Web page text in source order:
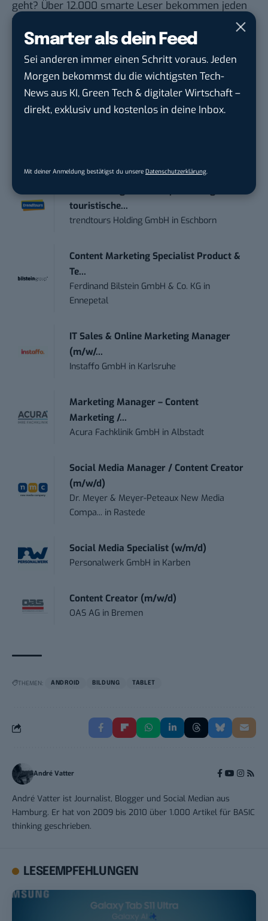
Smarter als dein Feed
Sei anderen immer einen Schritt voraus. Jeden
Morgen bekommst du die wichtigsten Tech-
News aus KI, Green Tech & digitaler Wirtschaft –
direkt, exklusiv und kostenlos in deine Inbox.
Mit deiner Anmeldung bestätigst du unsere Datenschutzerklärung
geht? Über 12.000 smarte Leser bekommen jeden
Tag UPDATE, unser Tech-Briefing mit den
wichtigsten News des Tages – und sichern sich
damit ihren Vorsprung.Hier kannst du dich
kostenlos anmelden.
STELLENANZEIGEN
touristische...
trendtours Holding GmbH in Eschborn
Content Marketing Specialist Product &
Te...
Ferdinand Bilstein GmbH & Co. KG in
Ennepetal
IT Sales & Online Marketing Manager
(m/w/...
Instaffo GmbH in Karlsruhe
Marketing Manager – Content
Marketing /...
Acura Fachklinik GmbH inAlbstadt
Social Media Manager / Content Creator
(m/w/d)
Dr. Meyer & Meyer-Peteaux New Media
Compa... in Rastede
Social Media Specialist (w/m/d)
Personalwerk GmbH in Karben
Content Creator (m/w/d)
OAS AG in Bremen
THEMEN: ANDROID BILDUNG TABLET
André Vatter
André Vatter ist Journalist, Blogger und Social Median aus
Hamburg. Er hat von 2009 bis 2010 über 1.000 Artikel für BASIC
thinking geschrieben.
LESEEMPFEHLUNGEN